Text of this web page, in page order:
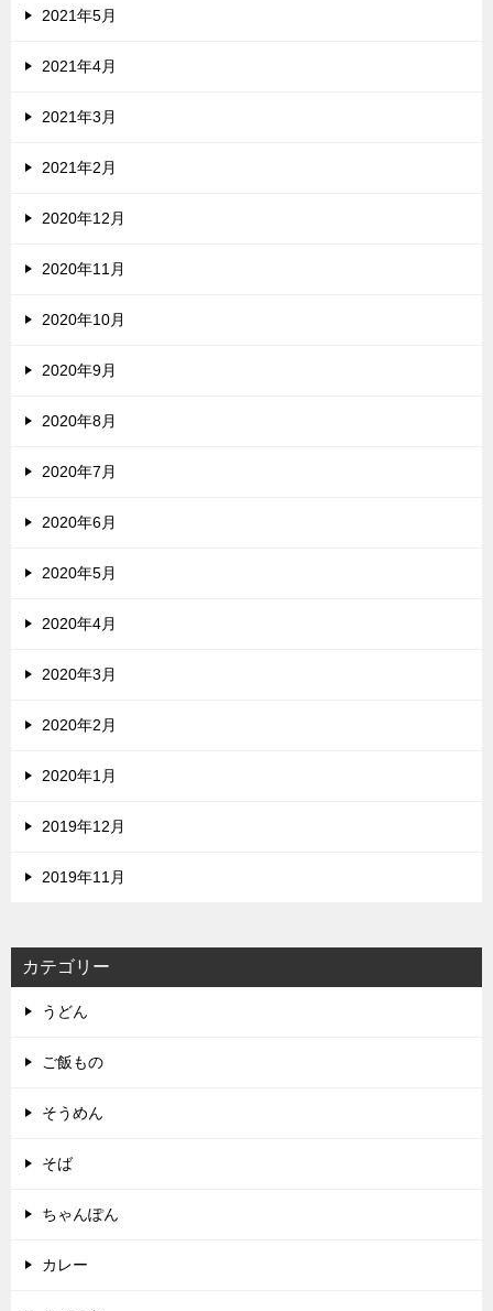
2021年5月
2021年4月
2021年3月
2021年2月
2020年12月
2020年11月
2020年10月
2020年9月
2020年8月
2020年7月
2020年6月
2020年5月
2020年4月
2020年3月
2020年2月
2020年1月
2019年12月
2019年11月
カテゴリー
うどん
ご飯もの
そうめん
そば
ちゃんぽん
カレー